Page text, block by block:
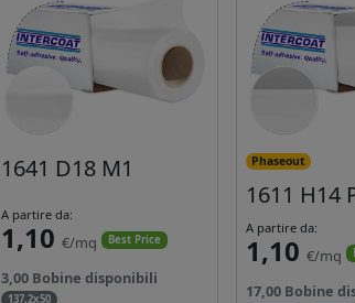
1641 D18 M1
A partire da:
1,10 €/mq Best Price
3,00 Bobine disponibili
137,2x50
Phaseout
1611 H14
A partire da:
1,10 €/mq
17,00 Bobine